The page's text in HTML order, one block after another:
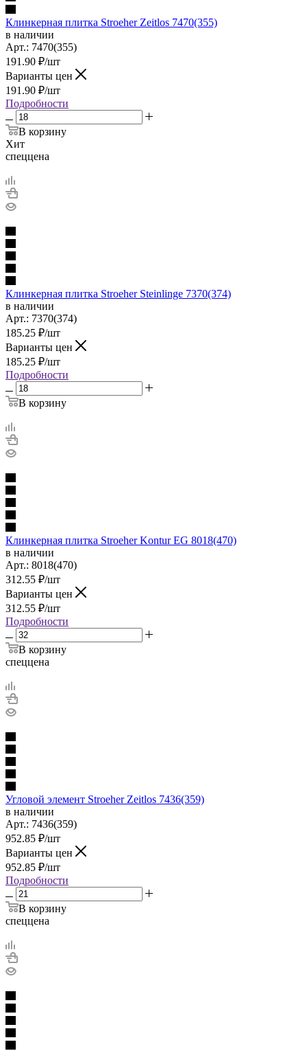
Клинкерная плитка Stroeher Zeitlos 7470(355)
в наличии
Арт.: 7470(355)
191.90 ₽/шт
Варианты цен
191.90 ₽/шт
Подробности
В корзину
Хит
спеццена
Клинкерная плитка Stroeher Steinlinge 7370(374)
в наличии
Арт.: 7370(374)
185.25 ₽/шт
Варианты цен
185.25 ₽/шт
Подробности
В корзину
Клинкерная плитка Stroeher Kontur EG 8018(470)
в наличии
Арт.: 8018(470)
312.55 ₽/шт
Варианты цен
312.55 ₽/шт
Подробности
В корзину
спеццена
Угловой элемент Stroeher Zeitlos 7436(359)
в наличии
Арт.: 7436(359)
952.85 ₽/шт
Варианты цен
952.85 ₽/шт
Подробности
В корзину
спеццена